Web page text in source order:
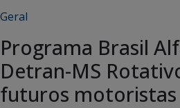
Geral
Programa Brasil
Detran-MS
futuros motoristas